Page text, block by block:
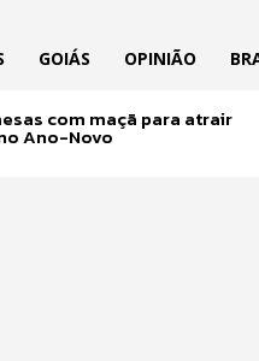
GOIÁS OPINIÃO
com maçã para atrair
Ano-Novo